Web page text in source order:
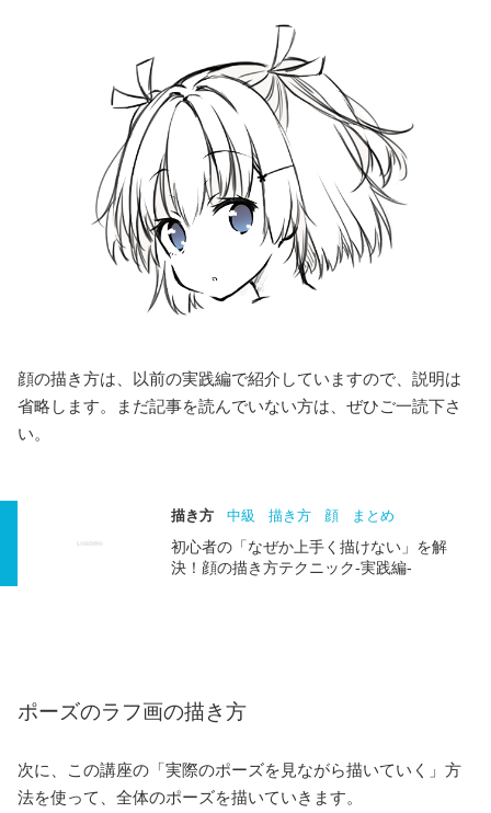
顔の描き方は、以前の実践編で紹介していますので、説明は
省略します。まだ記事を読んでいない方は、ぜひご一読下さ
い。
描き方 中級 描き方 顔 まとめ
初心者の「なぜか上手く描けない」を解
決！顔の描き方テクニック-実践編-
ポーズのラフ画の描き方
次に、この講座の「実際のポーズを見ながら描いていく」方
法を使って、全体のポーズを描いていきます。